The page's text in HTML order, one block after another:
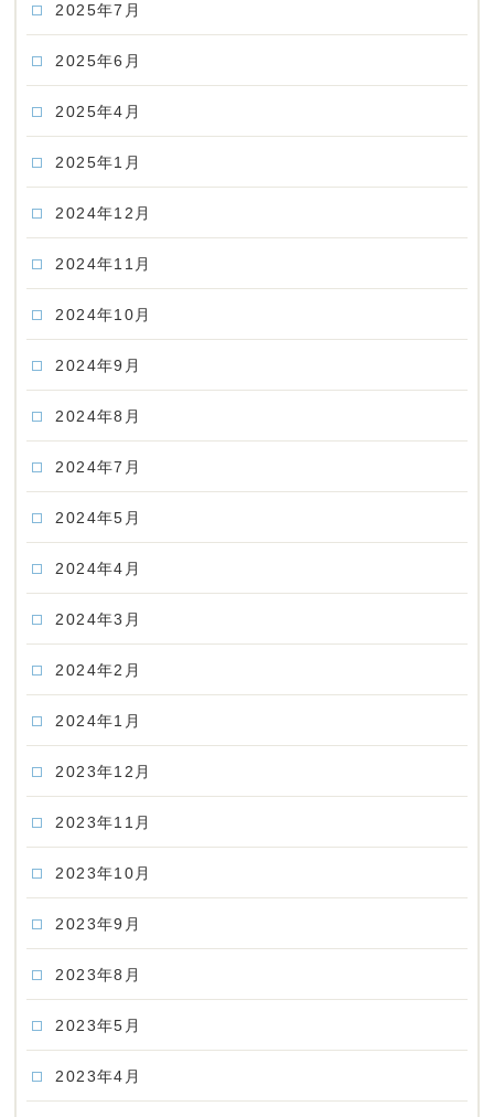
2025年7月
2025年6月
2025年4月
2025年1月
2024年12月
2024年11月
2024年10月
2024年9月
2024年8月
2024年7月
2024年5月
2024年4月
2024年3月
2024年2月
2024年1月
2023年12月
2023年11月
2023年10月
2023年9月
2023年8月
2023年5月
2023年4月